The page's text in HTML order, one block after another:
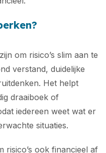
om risico’s slim aan te
verstand, duidelijke
Het helpt
draaiboek of
iedereen weet wat er
situaties.
risico’s ook financieel af